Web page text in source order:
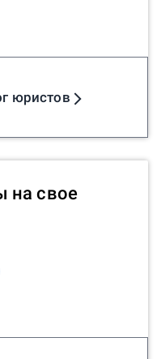
юристов
на свое